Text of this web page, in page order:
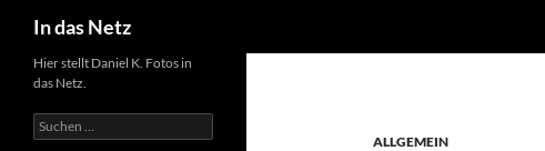
Inhalt
springen
In das Netz
ALLGEMEIN
Hier stellt Daniel K. Fotos in
das Netz.
Suchen
nach: